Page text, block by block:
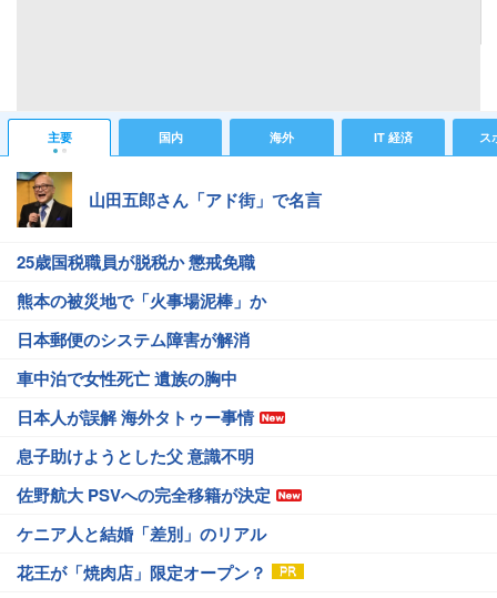
主要 国内 海外 IT 経済 ス
山田五郎さん「アド街」で名言
25歳国税職員が脱税か 懲戒免職
熊本の被災地で「火事場泥棒」か
日本郵便のシステム障害が解消
車中泊で女性死亡 遺族の胸中
日本人が誤解 海外タトゥー事情
息子助けようとした父 意識不明
佐野航大 PSVへの完全移籍が決定
ケニア人と結婚「差別」のリアル
花王が「焼肉店」限定オープン？